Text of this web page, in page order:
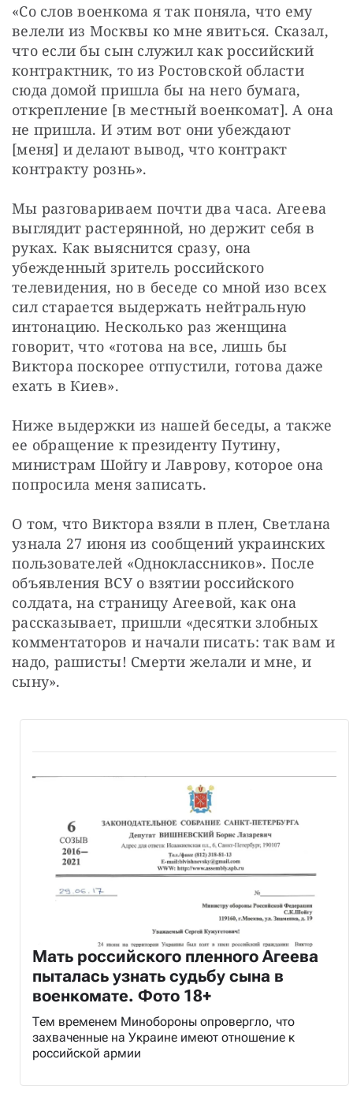
«Со слов военкома я так поняла, что ему
велели из Москвы ко мне явиться. Сказал,
что если бы сын служил как российский
контрактник, то из Ростовской области
сюда домой пришла бы на него бумага,
открепление [в местный военкомат]. А она
не пришла. И этим вот они убеждают
[меня] и делают вывод, что контракт
контракту рознь».
Мы разговариваем почти два часа. Агеева
выглядит растерянной, но держит себя в
руках. Как выяснится сразу, она
убежденный зритель российского
телевидения, но в беседе со мной изо всех
сил старается выдержать нейтральную
интонацию. Несколько раз женщина
говорит, что «готова на все, лишь бы
Виктора поскорее отпустили, готова даже
ехать в Киев».
Ниже выдержки из нашей беседы, а также
ее обращение к президенту Путину,
министрам Шойгу и Лаврову, которое она
попросила меня записать.
О том, что Виктора взяли в плен, Светлана
узнала 27 июня из сообщений украинских
пользователей «Одноклассников». После
объявления ВСУ о взятии российского
солдата, на страницу Агеевой, как она
рассказывает, пришли «десятки злобных
комментаторов и начали писать: так вам и
надо, рашисты! Смерти желали и мне, и
сыну».
Мать российского пленного Агеева
пыталась узнать судьбу сына в
военкомате. Фото 18+
Тем временем Минобороны опровергло, что
захваченные на Украине имеют отношение к
российской армии